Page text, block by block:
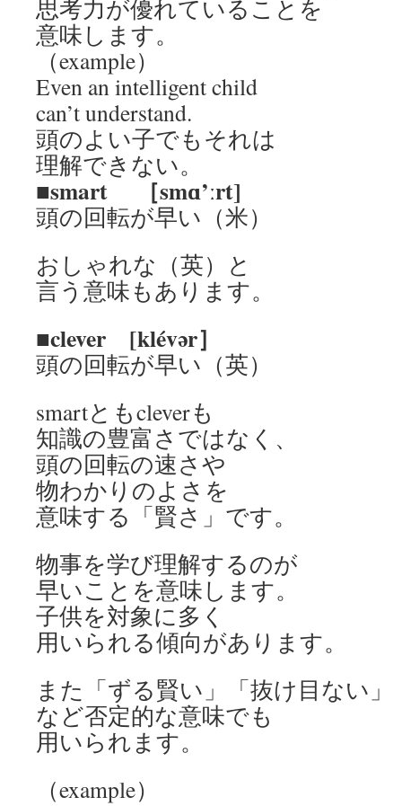
思考力が優れていることを
意味します。
（example）
Even an intelligent child
can’t understand.
頭のよい子でもそれは
理解できない。
■smart ［smɑ’ːrt]
頭の回転が早い（米）
おしゃれな（英）と
言う意味もあります。
■clever [klévər］
頭の回転が早い（英）
smartともcleverも
知識の豊富さではなく、
頭の回転の速さや
物わかりのよさを
意味する「賢さ」です。
物事を学び理解するのが
早いことを意味します。
子供を対象に多く
用いられる傾向があります。
また「ずる賢い」「抜け目ない」
など否定的な意味でも
用いられます。
（example）